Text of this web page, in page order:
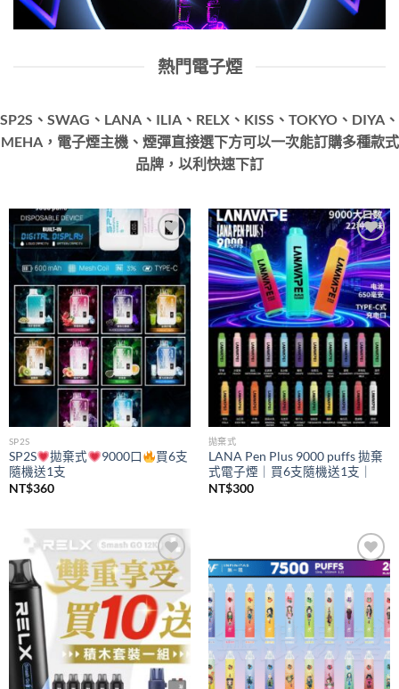
熱門電子煙
SP2S、SWAG、LANA、ILIA、RELX、KISS、TOKYO、DIYA、
MEHA，電子煙主機、煙彈直接選下方可以一次能訂購多種款式
品牌，以利快速下訂
Add to
wishlist
SP2S
SP2S 拋棄式 9000口
買6支
隨機送1支
NT$360
Add to
wishlist
拋棄式
LANA Pen Plus 9000 puffs 拋棄
式電子煙｜買6支隨機送1支｜
NT$300
Add to
wishlist
Add to
wishlist